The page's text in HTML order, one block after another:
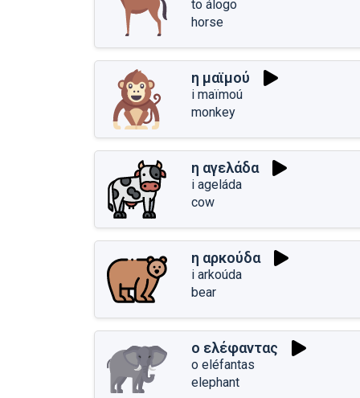
to álogo
horse
η μαϊμού
i maïmoú
monkey
η αγελάδα
i ageláda
cow
η αρκούδα
i arkoúda
bear
ο ελέφαντας
o eléfantas
elephant